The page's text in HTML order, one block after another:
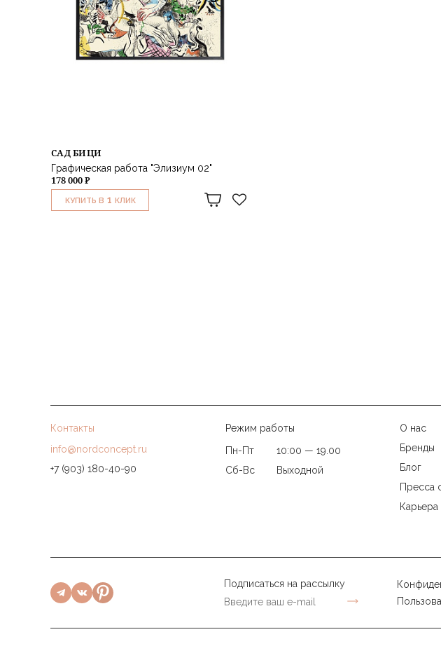
САД БИЦИ
Графическая работа "Элизиум 02"
178 000 ₽
КУПИТЬ В 1 КЛИК
Контакты
info@nordconcept.ru
+7 (903) 180-40-90
Режим работы
Пн-Пт
10:00 — 19.00
Сб-Вс
Выходной
О нас
Бренды
Блог
Пресса
Карьера
Подписаться на рассылку